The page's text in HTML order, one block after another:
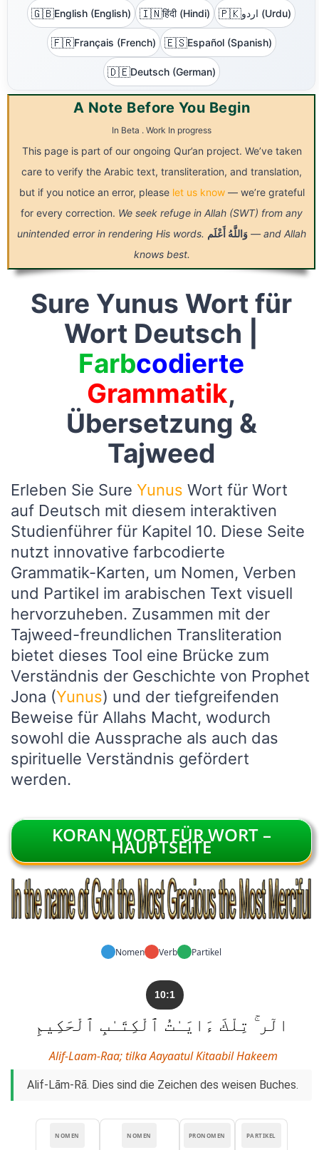
🇬🇧English (English) 🇮🇳हिंदी (Hindi) 🇵🇰 اردو (Urdu)
🇫🇷Français (French) 🇪🇸Español (Spanish)
🇩🇪Deutsch (German)
A Note Before You Begin
In Beta . Work In progress
This page is part of our ongoing Qur’an project. We’ve taken
care to verify the Arabic text, transliteration, and translation,
but if you notice an error, please let us know— we’re grateful
for every correction. We seek refuge in Allah (SWT) from any
unintended error in rendering His words.
وَاللَّهُ أَعْلَم
— and Allah
knows best.
Sure Yunus Wort für
Wort Deutsch |
Farbcodierte
Grammatik,
Übersetzung &
Tajweed
Erleben Sie Sure Yunus Wort für Wort
auf Deutsch mit diesem interaktiven
Studienführer für Kapitel 10. Diese Seite
nutzt innovative farbcodierte
Grammatik-Karten, um Nomen, Verben
und Partikel im arabischen Text visuell
hervorzuheben. Zusammen mit der
Tajweed-freundlichen Transliteration
bietet dieses Tool eine Brücke zum
Verständnis der Geschichte von Prophet
Jona (Yunus) und der tiefgreifenden
Beweise für Allahs Macht, wodurch
sowohl die Aussprache als auch das
spirituelle Verständnis gefördert
werden.
KORAN WORT FÜR WORT –
HAUPTSEITE
Nomen Verb Partikel
10:1
الٓر ۚ تِلْكَ ءَايَـٰتُ ٱلْكِتَـٰبِ ٱلْحَكِيمِ
Alif-Laam-Raa; tilka Aayaatul Kitaabil Hakeem
Alif-Lām-Rā. Dies sind die Zeichen des weisen Buches.
PARTIKEL
PRONOMEN
NOMEN
NOMEN